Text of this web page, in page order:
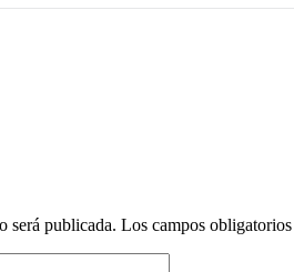
será publicada. Los campos